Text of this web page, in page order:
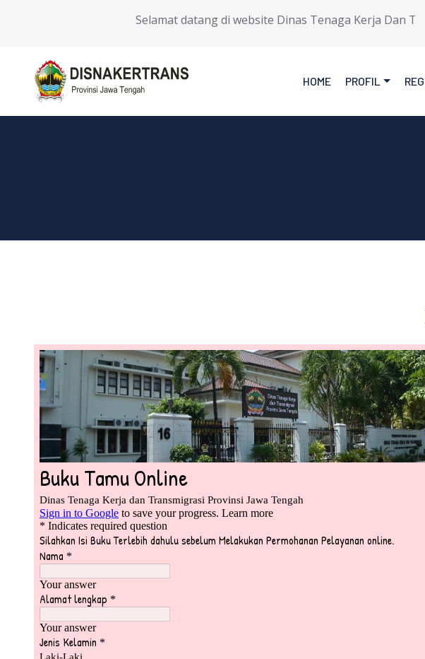
Selamat datang di website Dinas Tenaga Kerja Dan
HOME PROFIL